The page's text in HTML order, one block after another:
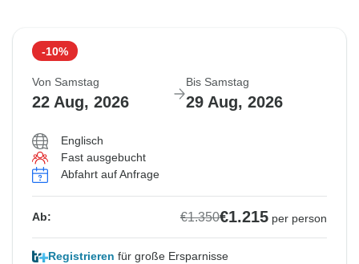
-10%
Von Samstag
22 Aug, 2026
Bis Samstag
29 Aug, 2026
Englisch
Fast ausgebucht
Abfahrt auf Anfrage
Ab: €1.350€1.215 per person
Registrieren für große Ersparnisse